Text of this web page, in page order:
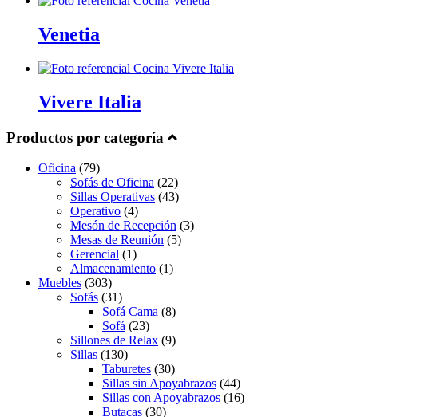
Venetia
Vivere Italia
Productos por categoría
Oficina (79)
Sofás de Oficina (22)
Sillas Operativas (43)
Operativo (4)
Mesón de Recepción (3)
Mesas de Reunión (5)
Gerencial (1)
Almacenamiento (1)
Muebles (303)
Sofás (31)
Sofá Cama (8)
Sofá (23)
Sillones de Relax (9)
Sillas (130)
Taburetes (30)
Sillas sin Apoyabrazos (44)
Sillas con Apoyabrazos (16)
Butacas (30)